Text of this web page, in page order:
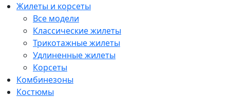
Жилеты и корсеты
Все модели
Классические жилеты
Трикотажные жилеты
Удлиненные жилеты
Корсеты
Комбинезоны
Костюмы